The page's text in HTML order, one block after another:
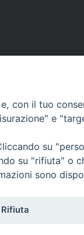
sociali
4 – 70056
con il tuo
e
su
su "rifiuta" o
sono
Rifiuta